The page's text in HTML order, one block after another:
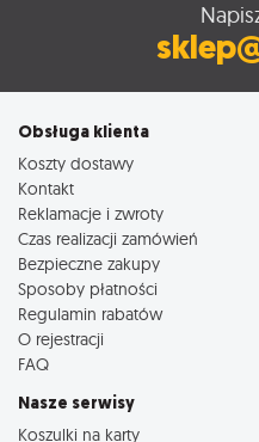
Obsługa klienta
Koszty dostawy
Kontakt
Reklamacje i zwroty
Czas realizacji zamówień
Bezpieczne zakupy
Sposoby płatności
Regulamin rabatów
O rejestracji
FAQ
Nasze serwisy
Koszulki na karty